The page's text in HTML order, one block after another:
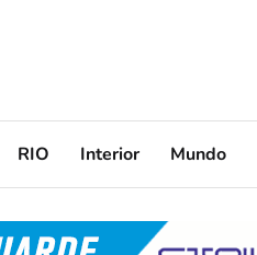
RIO Interior Mundo